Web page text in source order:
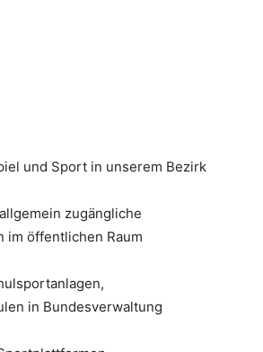
und Sport in unserem Bezirk
zugängliche
im öffentlichen Raum
in ­Bundesverwaltung